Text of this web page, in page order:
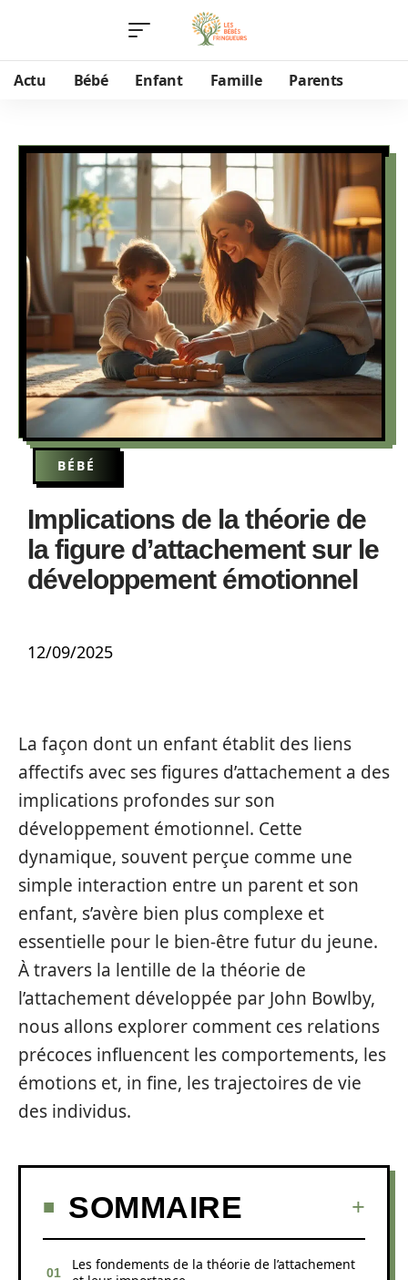
Actu Bébé Enfant Famille Parents
BÉBÉ
Implications de la théorie de
la figure d’attachement sur le
développement émotionnel
12/09/2025
La façon dont un enfant établit des liens
affectifs avec ses figures d’attachement a des
implications profondes sur son
développement émotionnel. Cette
dynamique, souvent perçue comme une
simple interaction entre un parent et son
enfant, s’avère bien plus complexe et
essentielle pour le bien-être futur du jeune.
À travers la lentille de la théorie de
l’attachement développée par John Bowlby,
nous allons explorer comment ces relations
précoces influencent les comportements, les
émotions et, in fine, les trajectoires de vie
des individus.
SOMMAIRE
Les fondements de la théorie de l’attachement